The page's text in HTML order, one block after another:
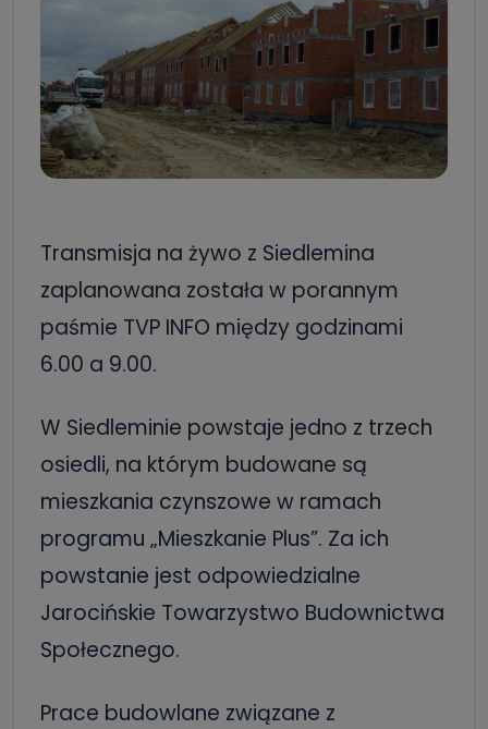
Transmisja na żywo z Siedlemina
zaplanowana została w porannym
paśmie TVP INFO między godzinami
6.00 a 9.00.
W Siedleminie powstaje jedno z trzech
osiedli, na którym budowane są
mieszkania czynszowe w ramach
programu „Mieszkanie Plus”. Za ich
powstanie jest odpowiedzialne
Jarocińskie Towarzystwo Budownictwa
Społecznego.
Prace budowlane związane z